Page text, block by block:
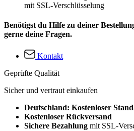
mit SSL-Verschlüsselung
Benötigst du Hilfe zu deiner
gerne deine Fragen.
Kontakt
Geprüfte Qualität
Sicher und vertraut einkaufen
Deutschland: Kostenloser
Kostenloser Rückversand
Sichere Bezahlung mit SSL-